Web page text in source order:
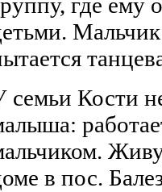
где ему
семьи Кости
в пос.